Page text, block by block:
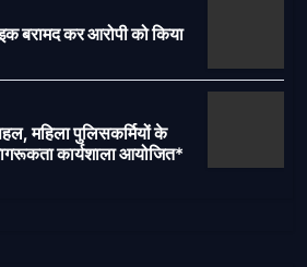
बरामद कर आरोपी को किया
महिला पुलिसकर्मियों के
कार्यशाला आयोजित*